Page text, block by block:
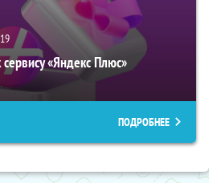
19
«Яндекс Плюс»
ПОДРОБНЕЕ